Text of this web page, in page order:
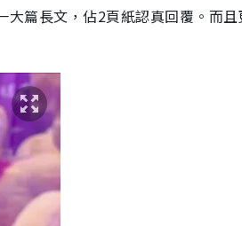
大篇長文，佔2頁紙認真回覆。而